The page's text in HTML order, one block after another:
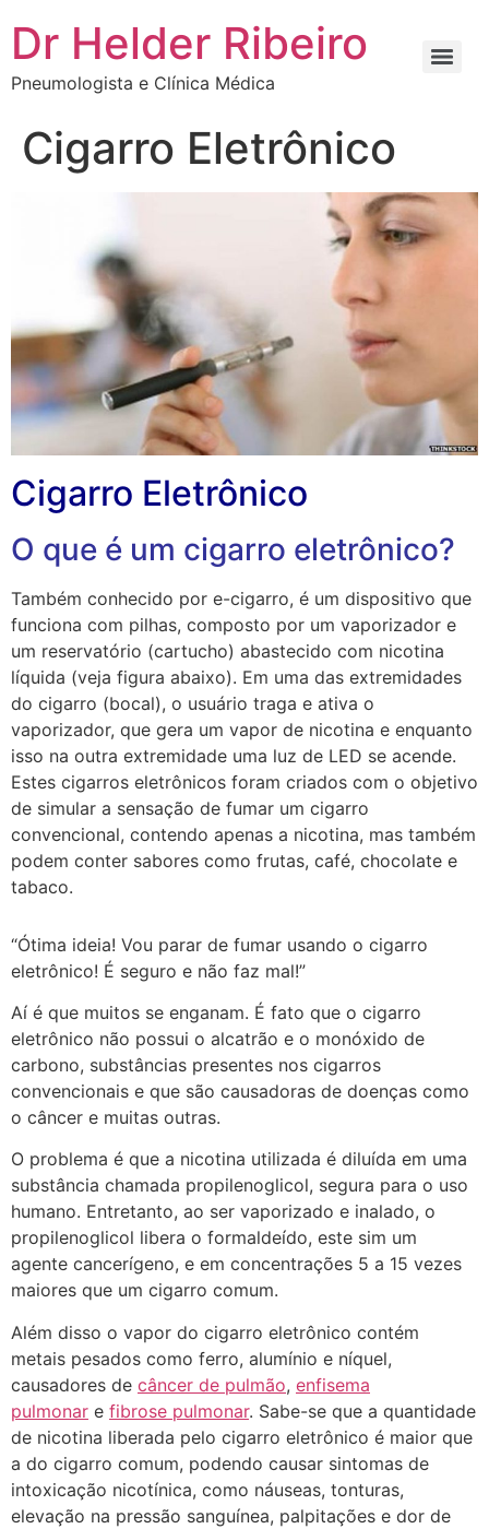
Dr Helder Ribeiro
Pneumologista e Clínica Médica
Cigarro Eletrônico
Cigarro Eletrônico
O que é um cigarro eletrônico?
Também conhecido por e-cigarro, é um dispositivo que
funciona com pilhas, composto por um vaporizador e
um reservatório (cartucho) abastecido com nicotina
líquida (veja figura abaixo). Em uma das extremidades
do cigarro (bocal), o usuário traga e ativa o
vaporizador, que gera um vapor de nicotina e enquanto
isso na outra extremidade uma luz de LED se acende.
Estes cigarros eletrônicos foram criados com o objetivo
de simular a sensação de fumar um cigarro
convencional, contendo apenas a nicotina, mas também
podem conter sabores como frutas, café, chocolate e
tabaco.
“Ótima ideia! Vou parar de fumar usando o cigarro
eletrônico! É seguro e não faz mal!”
Aí é que muitos se enganam. É fato que o cigarro
eletrônico não possui o alcatrão e o monóxido de
carbono, substâncias presentes nos cigarros
convencionais e que são causadoras de doenças como
o câncer e muitas outras.
O problema é que a nicotina utilizada é diluída em uma
substância chamada propilenoglicol, segura para o uso
humano. Entretanto, ao ser vaporizado e inalado, o
propilenoglicol libera o formaldeído, este sim um
agente cancerígeno, e em concentrações 5 a 15 vezes
maiores que um cigarro comum.
Além disso o vapor do cigarro eletrônico contém
metais pesados como ferro, alumínio e níquel,
causadores de câncer de pulmão, enfisema
pulmonar e fibrose pulmonar. Sabe-se que a quantidade
de nicotina liberada pelo cigarro eletrônico é maior que
a do cigarro comum, podendo causar sintomas de
intoxicação nicotínica, como náuseas, tonturas,
elevação na pressão sanguínea, palpitações e dor de